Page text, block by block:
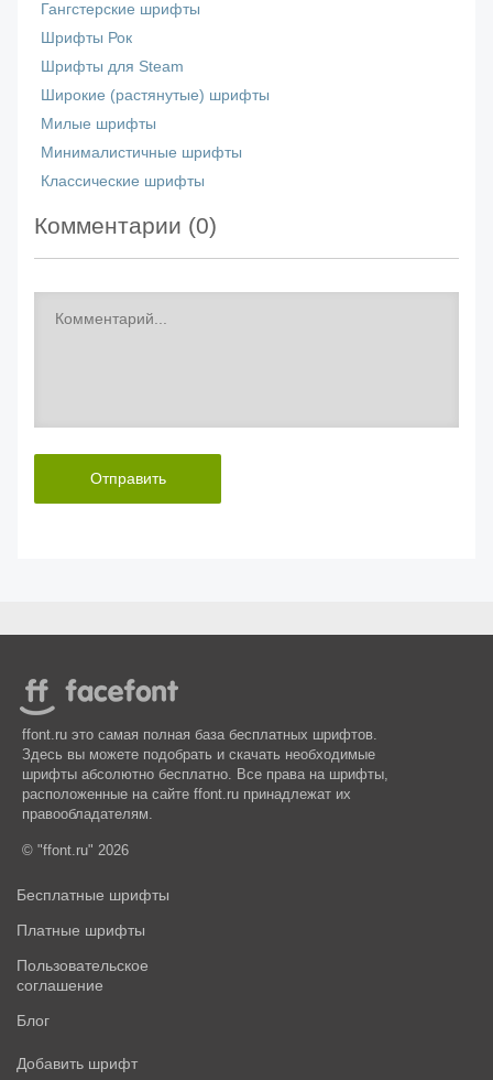
Гангстерские шрифты
Шрифты Рок
Шрифты для Steam
Широкие (растянутые) шрифты
Милые шрифты
Минималистичные шрифты
Классические шрифты
Комментарии (0)
Отправить
ffont.ru это самая полная база бесплатных шрифтов.
Здесь вы можете подобрать и скачать необходимые
шрифты абсолютно бесплатно. Все права на шрифты,
расположенные на сайте ffont.ru принадлежат их
правообладателям.
© "ffont.ru" 2026
Бесплатные шрифты
Платные шрифты
Пользовательское
соглашение
Блог
Добавить шрифт